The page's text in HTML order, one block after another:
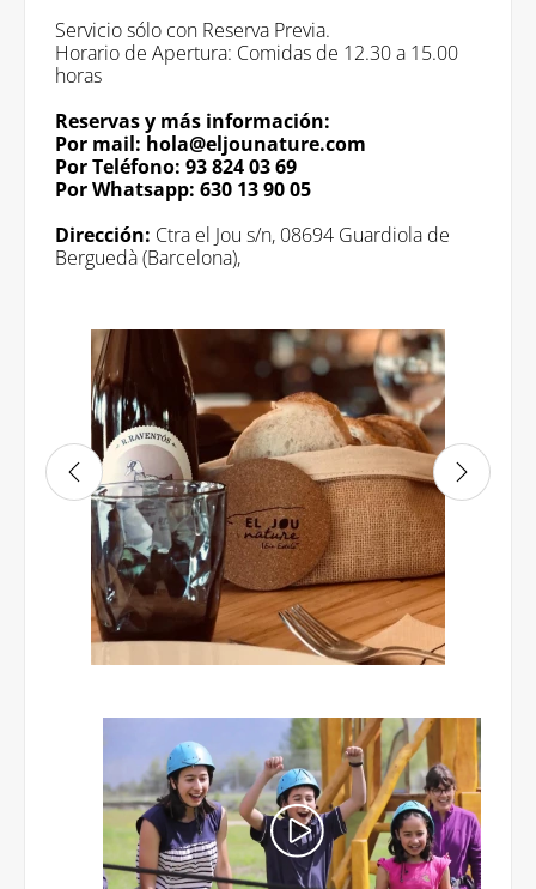
Servicio sólo con Reserva Previa.
Horario de Apertura: Comidas de 12.30 a 15.00
horas
Reservas y más información:
Por mail: hola@eljounature.com
Por Teléfono: 93 824 03 69
Por Whatsapp: 630 13 90 05
Dirección: Ctra el Jou s/n, 08694 Guardiola de
Berguedà (Barcelona),